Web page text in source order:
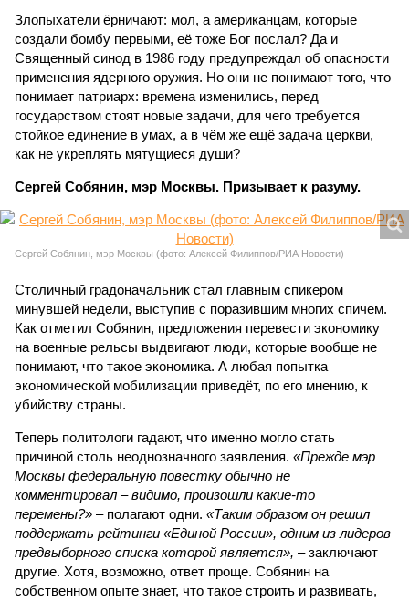
Злопыхатели ёрничают: мол, а американцам, которые
создали бомбу первыми, её тоже Бог послал? Да и
Священный синод в 1986 году предупреждал об опасности
применения ядерного оружия. Но они не понимают того, что
понимает патриарх: времена изменились, перед
государством стоят новые задачи, для чего требуется
стойкое единение в умах, а в чём же ещё задача церкви,
как не укреплять мятущиеся души?
Сергей Собянин, мэр Москвы. Призывает к разуму.
Сергей Собянин, мэр Москвы (фото: Алексей Филиппов/РИА Новости)
Столичный градоначальник стал главным спикером
минувшей недели, выступив с поразившим многих спичем.
Как отметил Собянин, предложения перевести экономику
на военные рельсы выдвигают люди, которые вообще не
понимают, что такое экономика. А любая попытка
экономической мобилизации приведёт, по его мнению, к
убийству страны.
Теперь политологи гадают, что именно могло стать
причиной столь неоднозначного заявления. «Прежде мэр
Москвы федеральную повестку обычно не
комментировал – видимо, произошли какие-то
перемены?» – полагают одни. «Таким образом он решил
поддержать рейтинги «Единой России», одним из лидеров
предвыборного списка которой является», – заключают
другие. Хотя, возможно, ответ проще. Собянин на
собственном опыте знает, что такое строить и развивать,